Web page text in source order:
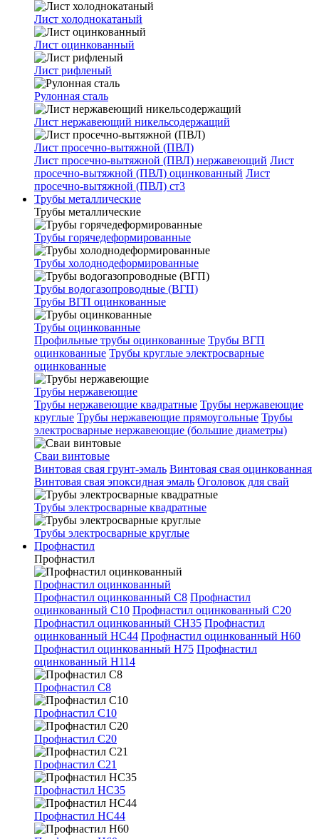
Лист холоднокатаный
Лист оцинкованный
Лист рифленый
Рулонная сталь
Лист нержавеющий никельсодержащий
Лист просечно-вытяжной (ПВЛ)
Лист просечно-вытяжной (ПВЛ) нержавеющий Лист
просечно-вытяжной (ПВЛ) оцинкованный Лист
просечно-вытяжной (ПВЛ) ст3
Трубы металлические
Трубы металлические
Трубы горячедеформированные
Трубы холоднодеформированные
Трубы водогазопроводные (ВГП)
Трубы ВГП оцинкованные
Трубы оцинкованные
Профильные трубы оцинкованные Трубы ВГП
оцинкованные Трубы круглые электросварные
оцинкованные
Трубы нержавеющие
Трубы нержавеющие квадратные Трубы нержавеющие
круглые Трубы нержавеющие прямоугольные Трубы
электросварные нержавеющие (большие диаметры)
Сваи винтовые
Винтовая свая грунт-эмаль Винтовая свая оцинкованная
Винтовая свая эпоксидная эмаль Оголовок для свай
Трубы электросварные квадратные
Трубы электросварные круглые
Профнастил
Профнастил
Профнастил оцинкованный
Профнастил оцинкованный С8 Профнастил
оцинкованный С10 Профнастил оцинкованный С20
Профнастил оцинкованный СН35 Профнастил
оцинкованный НС44 Профнастил оцинкованный Н60
Профнастил оцинкованный Н75 Профнастил
оцинкованный Н114
Профнастил С8
Профнастил С10
Профнастил С20
Профнастил С21
Профнастил НС35
Профнастил НС44